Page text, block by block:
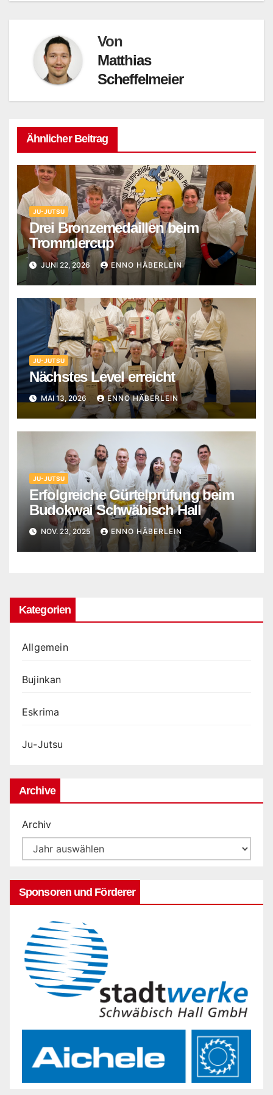
Von
Matthias
Scheffelmeier
Ähnlicher Beitrag
JU-JUTSU
Drei Bronzemedaillen beim
Trommlercup
JUNI 22, 2026 ENNO HÄBERLEIN
JU-JUTSU
Nächstes Level erreicht
MAI 13, 2026 ENNO HÄBERLEIN
JU-JUTSU
Erfolgreiche Gürtelprüfung beim
Budokwai Schwäbisch Hall
NOV. 23, 2025 ENNO HÄBERLEIN
Kategorien
Allgemein
Bujinkan
Eskrima
Ju-Jutsu
Archive
Archiv
Sponsoren und Förderer